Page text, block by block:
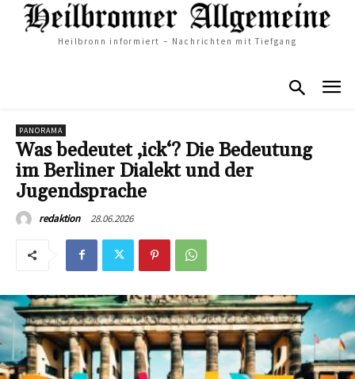
Heilbronn informiert – Nachrichten mit Tiefgang
PANORAMA
Was bedeutet ‚ick‘? Die Bedeutung
im Berliner Dialekt und der
Jugendsprache
redaktion 28.06.2026